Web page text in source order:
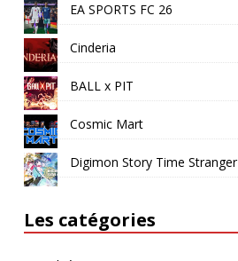
EA SPORTS FC 26
Cinderia
BALL x PIT
Cosmic Mart
Digimon Story Time Stranger
Les catégories